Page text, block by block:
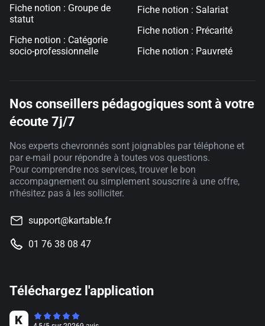
Fiche notion : Groupe de
statut
Fiche notion : Catégorie
socio-professionnelle
Fiche notion : Salariat
Fiche notion : Précarité
Fiche notion : Pauvreté
Nos conseillers pédagogiques sont à votre
écoute 7j/7
Nos experts chevronnés sont joignables par téléphone et
par e-mail pour répondre à toutes vos questions.
Pour comprendre nos services, trouver le bon
accompagnement ou simplement souscrire à une offre,
n'hésitez pas à les solliciter.
support@kartable.fr
01 76 38 08 47
Téléchargez l'application